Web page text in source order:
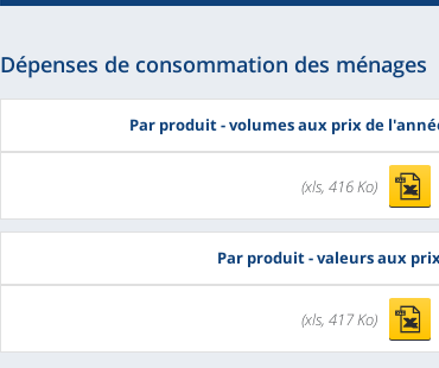
Dépenses de consommation des ménages
Par produit - volumes aux prix de
(xls, 416 Ko)
Par produit - valeurs aux
(xls, 417 Ko)